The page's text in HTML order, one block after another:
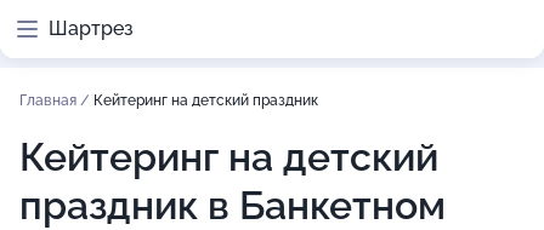
Шартрез
Главная / Кейтеринг на детский праздник
Кейтеринг на детский
праздник в Банкетном